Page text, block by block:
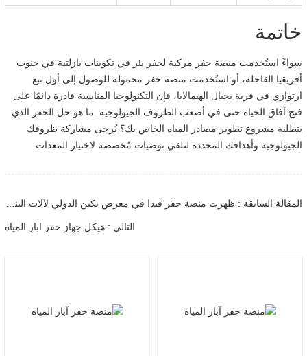
خاتمة
سواءً استُخدمت منصة حفر مركبة لحفر بئر في تكوينات بازلتية في جنوب
أفريقيا القاحلة، أو استُخدمت منصة حفر محمولة للوصول إلى أول نبع
ارتوازي في قرية بجبال الهيمالايا، فإن التكنولوجيا المناسبة قادرة دائمًا على
فتح آفاق الحياة حتى في أصعب الظروف الجيولوجية. ما هو حل الحفر الذي
يتطلبه مشروع تطوير مصادر المياه الخاص بك؟ يُرجى مشاركة ظروفك
الجيولوجية وأهدافك المحددة لتلقي توصيات مُخصصة لاختيار المعدات.
التالي : هيكل جهاز حفر ابار المياه